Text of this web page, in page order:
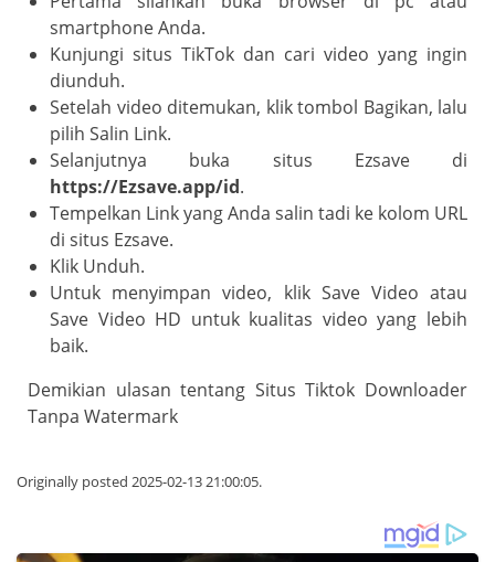
smartphone Anda.
Kunjungi situs TikTok dan cari video yang ingin
diunduh.
Setelah video ditemukan, klik tombol Bagikan, lalu
pilih Salin Link.
Selanjutnya buka situs Ezsave di
https://Ezsave.app/id.
Tempelkan Link yang Anda salin tadi ke kolom URL
di situs Ezsave.
Klik Unduh.
Untuk menyimpan video, klik Save Video atau
Save Video HD untuk kualitas video yang lebih
baik.
Demikian ulasan tentang Situs Tiktok Downloader
Tanpa Watermark
Originally posted 2025-02-13 21:00:05.